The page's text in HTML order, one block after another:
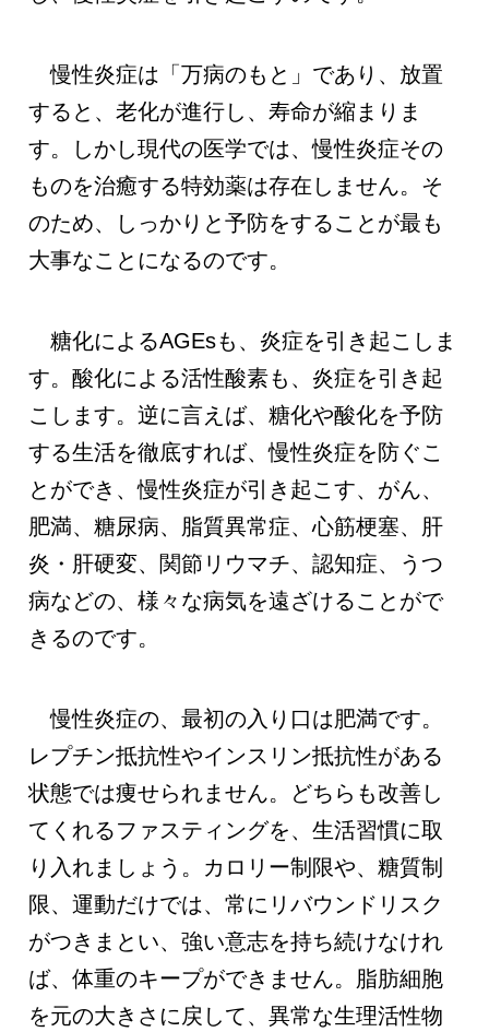
慢性炎症は「万病のもと」であり、放置
すると、老化が進行し、寿命が縮まりま
す。しかし現代の医学では、慢性炎症その
ものを治癒する特効薬は存在しません。そ
のため、しっかりと予防をすることが最も
大事なことになるのです。
糖化によるAGEsも、炎症を引き起こしま
す。酸化による活性酸素も、炎症を引き起
こします。逆に言えば、糖化や酸化を予防
する生活を徹底すれば、慢性炎症を防ぐこ
とができ、慢性炎症が引き起こす、がん、
肥満、糖尿病、脂質異常症、心筋梗塞、肝
炎・肝硬変、関節リウマチ、認知症、うつ
病などの、様々な病気を遠ざけることがで
きるのです。
慢性炎症の、最初の入り口は肥満です。
レプチン抵抗性やインスリン抵抗性がある
状態では痩せられません。どちらも改善し
てくれるファスティングを、生活習慣に取
り入れましょう。カロリー制限や、糖質制
限、運動だけでは、常にリバウンドリスク
がつきまとい、強い意志を持ち続けなけれ
ば、体重のキープができません。脂肪細胞
を元の大きさに戻して、異常な生理活性物